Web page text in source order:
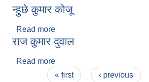
न्हुछे कुमार कोजू
Read more
राज कुमार दुवाल
Read more
Pages « first ‹ previous